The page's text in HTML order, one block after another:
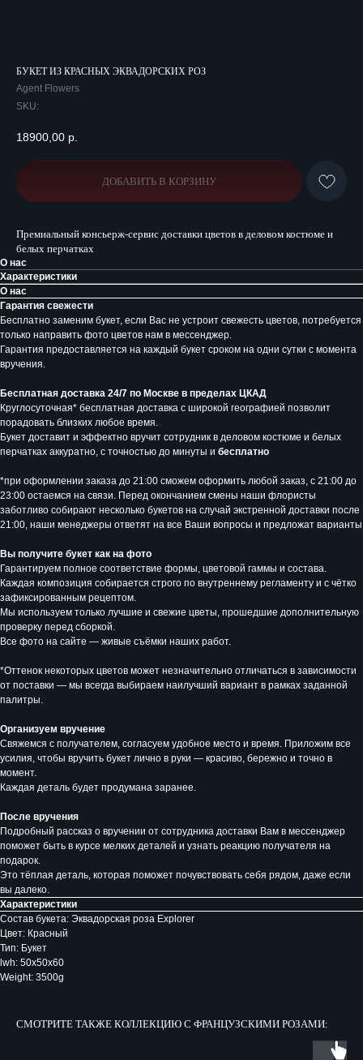
БУКЕТ ИЗ КРАСНЫХ ЭКВАДОРСКИХ РОЗ
Agent Flowers
SKU:
18900,00 р.
ДОБАВИТЬ В КОРЗИНУ
Премиальный консьерж-сервис доставки цветов в деловом костюме и
белых перчатках
О нас
Характеристики
О нас
Гарантия свежести
Бесплатно заменим букет, если Вас не устроит свежесть цветов, потребуется
только направить фото цветов нам в мессенджер.
Гарантия предоставляется на каждый букет сроком на одни сутки с момента
вручения.
Бесплатная доставка 24/7 по Москве в пределах ЦКАД
Круглосуточная* бесплатная доставка с широкой географией позволит
порадовать близких любое время.
Букет доставит и эффектно вручит сотрудник в деловом костюме и белых
перчатках аккуратно, с точностью до минуты и бесплатно
*при оформлении заказа до 21:00 сможем оформить любой заказ, с 21:00 до
23:00 остаемся на связи. Перед окончанием смены наши флористы
заботливо собирают несколько букетов на случай экстренной доставки после
21:00, наши менеджеры ответят на все Ваши вопросы и предложат варианты
Вы получите букет как на фото
Гарантируем полное соответствие формы, цветовой гаммы и состава.
Каждая композиция собирается строго по внутреннему регламенту и с чётко
зафиксированным рецептом.
Мы используем только лучшие и свежие цветы, прошедшие дополнительную
проверку перед сборкой.
Все фото на сайте — живые съёмки наших работ.
*Оттенок некоторых цветов может незначительно отличаться в зависимости
от поставки — мы всегда выбираем наилучший вариант в рамках заданной
палитры.
Организуем вручение
Свяжемся с получателем, согласуем удобное место и время. Приложим все
усилия, чтобы вручить букет лично в руки — красиво, бережно и точно в
момент.
Каждая деталь будет продумана заранее.
После вручения
Подробный рассказ о вручении от сотрудника доставки Вам в мессенджер
поможет быть в курсе мелких деталей и узнать реакцию получателя на
подарок.
Это тёплая деталь, которая поможет почувствовать себя рядом, даже если
вы далеко.
Характеристики
Состав букета: Эквадорская роза Explorer
Цвет: Красный
Тип: Букет
lwh: 50x50x60
Weight: 3500g
СМОТРИТЕ ТАКЖЕ КОЛЛЕКЦИЮ С ФРАНЦУЗСКИМИ РОЗАМИ: